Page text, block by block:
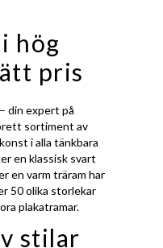
hög
pris
din expert på
sortiment av
i alla tänkbara
en klassisk svart
en varm träram har
50 olika storlekar
plakatramar.
stilar